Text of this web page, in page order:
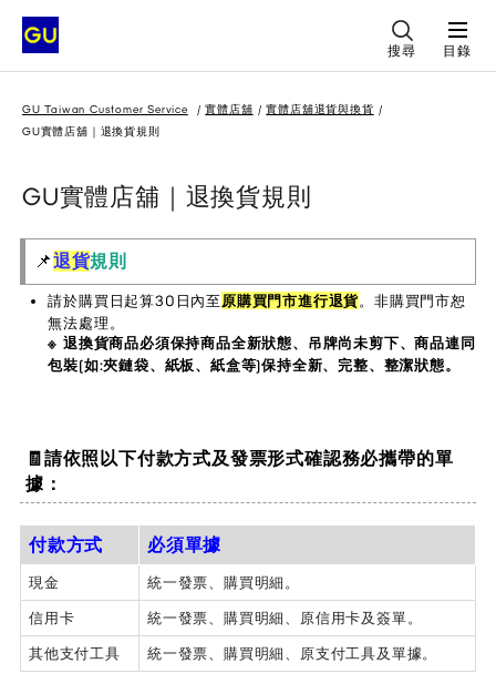
搜尋 目錄
GU Taiwan Customer Service 實體店舖
實體店舖退貨與換貨
GU實體店舖｜退換貨規則
GU實體店舖｜退換貨規則
📌退貨規則
請於購買日起算30日內至原購買門市進行退貨。非購買門市恕
無法處理。
※ 退換貨商品必須保持商品全新狀態、吊牌尚未剪下、商品連同
包裝(如:夾鏈袋、紙板、紙盒等)保持全新、完整、整潔狀態。
🧾請依照以下付款方式及發票形式確認務必攜帶的單
據：
付款方式 必須單據
現金
統一發票、購買明細。
信用卡
統一發票、購買明細、原信用卡及簽單。
其他支付工具
統一發票、購買明細、原支付工具及單據。